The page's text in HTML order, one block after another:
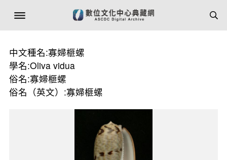
中文種名:寡婦榧螺
學名:Oliva vidua
俗名:寡婦榧螺
俗名（英文）:寡婦榧螺